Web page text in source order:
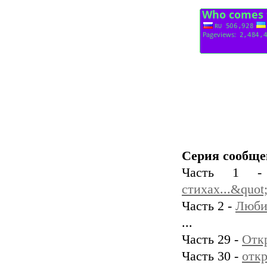
Серия
Часть
стихах...&quot;
Часть 2 -
...
Часть 29 -
Часть 30 -